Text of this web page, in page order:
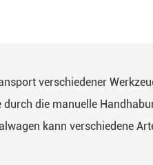
verschiedener
die manuelle
kann verschiedene